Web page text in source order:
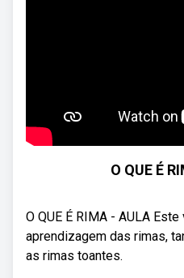
O QUE É
O QUE É RIMA - AULA
aprendizagem das rimas,
as rimas toantes.